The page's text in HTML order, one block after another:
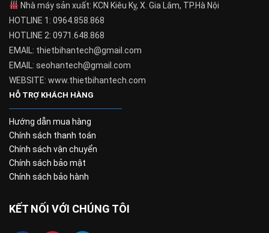
Nhà máy sản xuất: KCN Kiêu Kỵ, X. Gia Lâm, TP.Hà Nội
HOTLINE 1: 0964.858.868
HOTLINE 2: 0971.648.868
EMAIL: thietbihantech@gmail.com
EMAIL: seohantech@gmail.com
WEBSITE: www.thietbihantech.com
HỖ TRỢ KHÁCH HÀNG
Hướng dẫn mua hàng
Chính sách thanh toán
Chính sách vận chuyển
Chính sách bảo mật
Chính sách bảo hành
KẾT NỐI VỚI CHÚNG TÔI